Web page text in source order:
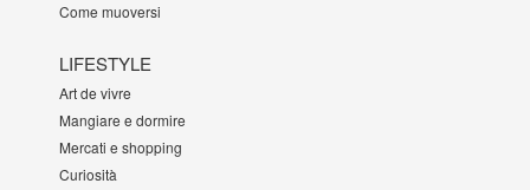
Come muoversi
LIFESTYLE
Art de vivre
Mangiare e dormire
Mercati e shopping
Curiosità